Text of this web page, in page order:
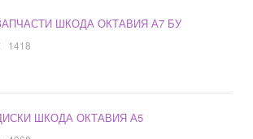
ШКОДА ОКТАВИЯ А7 БУ
1418
ШКОДА ОКТАВИЯ А5